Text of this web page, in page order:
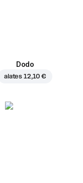
Dodo
alates 12,10 €